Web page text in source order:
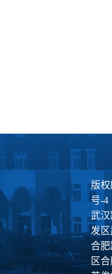
版
号-4
武
发区
合
区